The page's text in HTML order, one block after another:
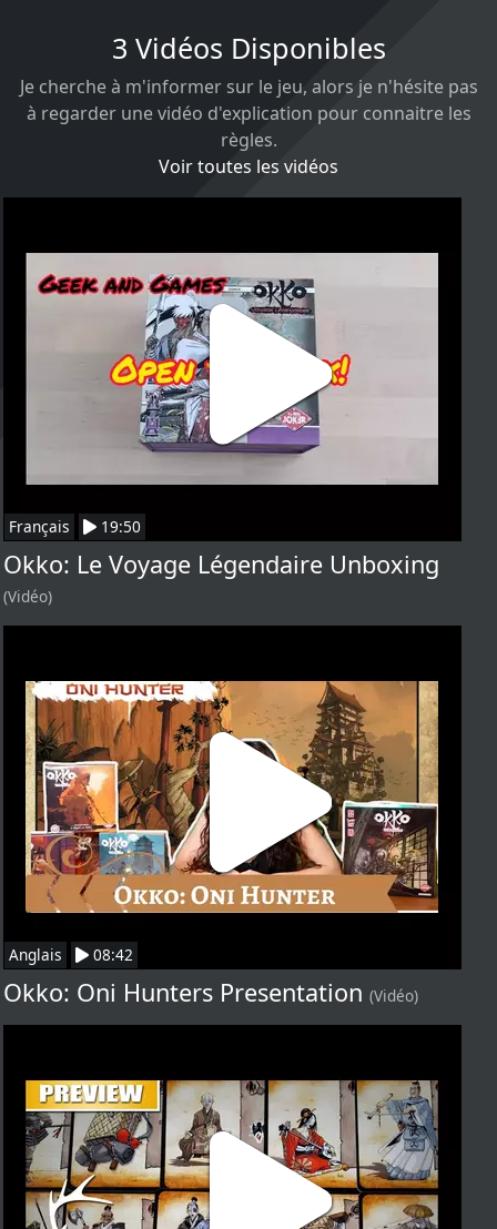
3 Vidéos Disponibles
Je cherche à m'informer sur le jeu, alors je n'hésite pas
à regarder une vidéo d'explication pour connaitre les
règles.
Voir toutes les vidéos
Français 19:50
Okko: Le Voyage Légendaire Unboxing
(Vidéo)
Anglais 08:42
Okko: Oni Hunters Presentation (Vidéo)